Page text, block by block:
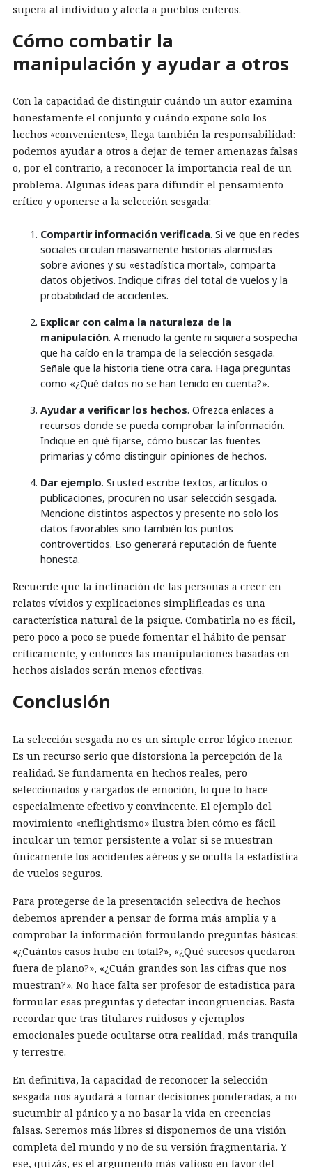
supera al individuo y afecta a pueblos enteros.
Cómo combatir la
manipulación y ayudar a otros
Con la capacidad de distinguir cuándo un autor examina
honestamente el conjunto y cuándo expone solo los
hechos «convenientes», llega también la responsabilidad:
podemos ayudar a otros a dejar de temer amenazas falsas
o, por el contrario, a reconocer la importancia real de un
problema. Algunas ideas para difundir el pensamiento
crítico y oponerse a la selección sesgada:
Compartir información verificada. Si ve que en redes
sociales circulan masivamente historias alarmistas
sobre aviones y su «estadística mortal», comparta
datos objetivos. Indique cifras del total de vuelos y la
probabilidad de accidentes.
Explicar con calma la naturaleza de la
manipulación. A menudo la gente ni siquiera sospecha
que ha caído en la trampa de la selección sesgada.
Señale que la historia tiene otra cara. Haga preguntas
como «¿Qué datos no se han tenido en cuenta?».
Ayudar a verificar los hechos. Ofrezca enlaces a
recursos donde se pueda comprobar la información.
Indique en qué fijarse, cómo buscar las fuentes
primarias y cómo distinguir opiniones de hechos.
Dar ejemplo. Si usted escribe textos, artículos o
publicaciones, procuren no usar selección sesgada.
Mencione distintos aspectos y presente no solo los
datos favorables sino también los puntos
controvertidos. Eso generará reputación de fuente
honesta.
Recuerde que la inclinación de las personas a creer en
relatos vívidos y explicaciones simplificadas es una
característica natural de la psique. Combatirla no es fácil,
pero poco a poco se puede fomentar el hábito de pensar
críticamente, y entonces las manipulaciones basadas en
hechos aislados serán menos efectivas.
Conclusión
La selección sesgada no es un simple error lógico menor.
Es un recurso serio que distorsiona la percepción de la
realidad. Se fundamenta en hechos reales, pero
seleccionados y cargados de emoción, lo que lo hace
especialmente efectivo y convincente. El ejemplo del
movimiento «neflightismo» ilustra bien cómo es fácil
inculcar un temor persistente a volar si se muestran
únicamente los accidentes aéreos y se oculta la estadística
de vuelos seguros.
Para protegerse de la presentación selectiva de hechos
debemos aprender a pensar de forma más amplia y a
comprobar la información formulando preguntas básicas:
«¿Cuántos casos hubo en total?», «¿Qué sucesos quedaron
fuera de plano?», «¿Cuán grandes son las cifras que nos
muestran?». No hace falta ser profesor de estadística para
formular esas preguntas y detectar incongruencias. Basta
recordar que tras titulares ruidosos y ejemplos
emocionales puede ocultarse otra realidad, más tranquila
y terrestre.
En definitiva, la capacidad de reconocer la selección
sesgada nos ayudará a tomar decisiones ponderadas, a no
sucumbir al pánico y a no basar la vida en creencias
falsas. Seremos más libres si disponemos de una visión
completa del mundo y no de su versión fragmentaria. Y
ese, quizás, es el argumento más valioso en favor del